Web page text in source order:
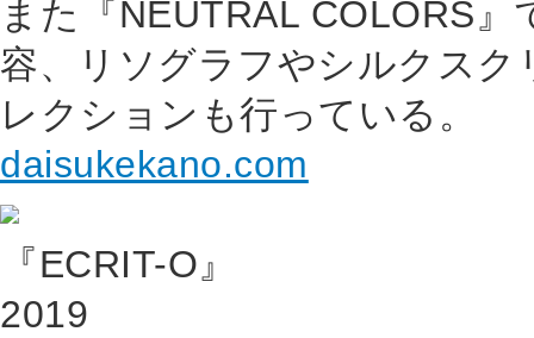
また『NEUTRAL COLORS
容、リソグラフやシルクス
レクションも行っている。
daisukekano.com
『ECRIT-O』
2019